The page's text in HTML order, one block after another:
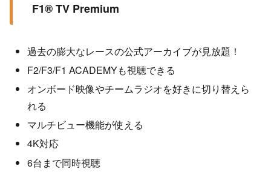
F1® TV Premium
過去の膨大なレースの公式アーカイブが見放題！
F2/F3/F1 ACADEMYも視聴できる
オンボード映像やチームラジオを好きに切り替えら
れる
マルチビュー機能が使える
4K対応
6台まで同時視聴